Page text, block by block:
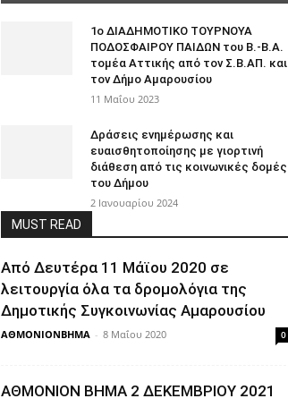
1ο ΔΙΑΔΗΜΟΤΙΚΟ ΤΟΥΡΝΟΥΑ
ΠΟΔΟΣΦΑΙΡΟΥ ΠΑΙΔΩΝ του Β.-Β.Α.
τομέα Αττικής από τον Σ.Β.ΑΠ. και
τον Δήμο Αμαρουσίου
11 Μαΐου 2023
Δράσεις ενημέρωσης και
ευαισθητοποίησης με γιορτινή
διάθεση από τις κοινωνικές δομές
του Δήμου
2 Ιανουαρίου 2024
MUST READ
Από Δευτέρα 11 Μάϊου 2020 σε
λειτουργία όλα τα δρομολόγια της
Δημοτικής Συγκοινωνίας Αμαρουσίου
ΑΘΜΟΝΙΟΝΒΗΜΑ - 8 Μαΐου 2020 0
ΑΘΜΟΝΙΟΝ ΒΗΜΑ 2 ΔΕΚΕΜΒΡΙΟΥ 2021